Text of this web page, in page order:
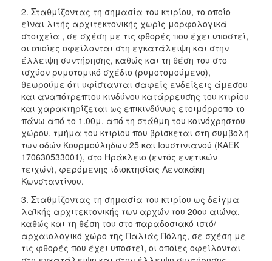
2. Σταθμίζοντας τη σημασία του κτιρίου, το οποίο
είναι λιτής αρχιτεκτονικής χωρίς μορφολογικά
στοιχεία , σε σχέση με τις φθορές που έχει υποστεί,
οι οποίες οφείλονται στη εγκατάλειψη και στην
έλλειψη συντήρησης, καθώς και τη θέση του στο
ισχύον ρυμοτομικό σχέδιο (ρυμοτομούμενο),
θεωρούμε ότι υφίστανται σαφείς ενδείξεις άμεσου
και αναπότρεπτου κινδύνου κατάρρευσης του κτιρίου
και χαρακτηρίζεται ως επικινδύνως ετοιμόρροπο το
πάνω από το 1.00μ. από τη στάθμη του κοινόχρηστου
χώρου, τμήμα του κτιρίου που βρίσκεται στη συμβολή
των οδών Κουρμούληδων 25 και Ιουστινιανού (ΚΑΕΚ
170630533001), στο Ηράκλειο (εντός ενετικών
τειχών), φερόμενης ιδιοκτησίας Λενακάκη
Κωνσταντίνου.
3. Σταθμίζοντας τη σημασία του κτιρίου ως δείγμα
λαϊκής αρχιτεκτονικής των αρχών του 20ου αιώνα,
καθώς και τη θέση του στο παραδοσιακό ιστό/
αρχαιολογικό χώρο της Παλιάς Πόλης, σε σχέση με
τις φθορές που έχει υποστεί, οι οποίες οφείλονται